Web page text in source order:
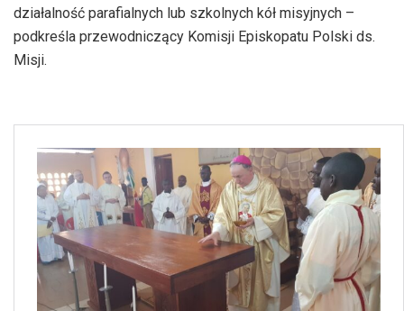
działalność parafialnych lub szkolnych kół misyjnych –
podkreśla przewodniczący Komisji Episkopatu Polski ds.
Misji.